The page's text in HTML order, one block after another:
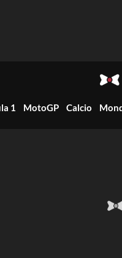
1 MotoGP Calcio